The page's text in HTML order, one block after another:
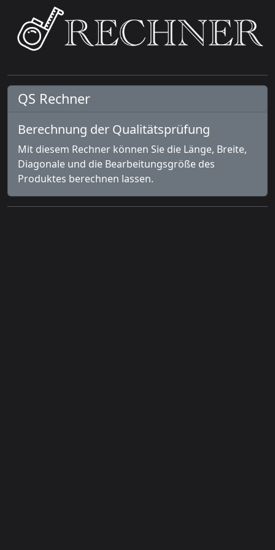
QS Rechner
Berechnung der Qualitätsprüfung
Mit diesem Rechner können Sie die Länge, Breite,
Diagonale und die Bearbeitungsgröße des
Produktes berechnen lassen.